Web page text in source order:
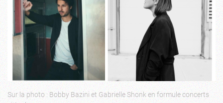
Sur la photo : Bobby Bazini et Gabrielle Shonk en formule concerts